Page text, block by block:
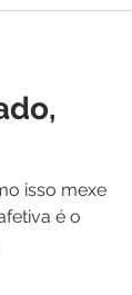
isso mexe
é o